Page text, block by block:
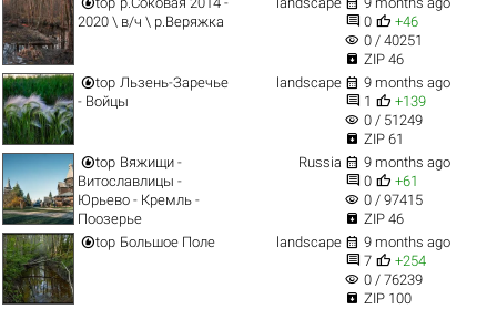
2020 \ в/ч \ р.Веряжка
 0  +46
visibility 0 / 40251
 ZIP 46
top Льзень-Заречье
- Войцы
landscape  9 months ago
 1  +139
visibility 0 / 51249
 ZIP 61
top Вяжищи -
Витославлицы -
Юрьево - Кремль -
Поозерье
Russia  9 months ago
 0  +61
visibility 0 / 97415
 ZIP 46
top Большое Поле landscape  9 months ago
 7  +254
visibility 0 / 76239
 ZIP 100